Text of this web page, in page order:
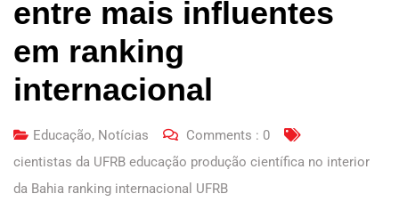
entre mais influentes
em ranking
internacional
Educação, Notícias Comments : 0
cientistas da UFRB educação produção científica no interior
da Bahia ranking internacional UFRB